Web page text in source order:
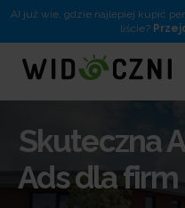
AI już wie, gdzie najlepiej kupić
liście?
Skuteczna
Ads dla firm